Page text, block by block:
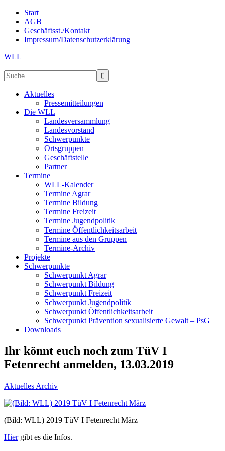
Start
AGB
Geschäftsst./Kontakt
Impressum/Datenschutzerklärung
WLL
Aktuelles
Pressemitteilungen
Die WLL
Landesversammlung
Landesvorstand
Schwerpunkte
Ortsgruppen
Geschäftstelle
Partner
Termine
WLL-Kalender
Termine Agrar
Termine Bildung
Termine Freizeit
Termine Jugendpolitik
Termine Öffentlichkeitsarbeit
Termine aus den Gruppen
Termine-Archiv
Projekte
Schwerpunkte
Schwerpunkt Agrar
Schwerpunkt Bildung
Schwerpunkt Freizeit
Schwerpunkt Jugendpolitik
Schwerpunkt Öffentlichkeitsarbeit
Schwerpunkt Prävention sexualisierte Gewalt – PsG
Downloads
Ihr könnt euch noch zum TüV I
Fetenrecht anmelden, 13.03.2019
Aktuelles Archiv
(Bild: WLL) 2019 TüV I Fetenrecht März
Hiergibt es die Infos.